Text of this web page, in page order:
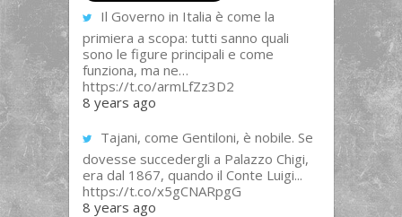
Il Governo in Italia è come la
primiera a scopa: tutti sanno quali
sono le figure principali e come
funziona, ma ne…
https://t.co/armLfZz3D2
8 years ago
Tajani, come Gentiloni, è nobile. Se
dovesse succedergli a Palazzo Chigi,
era dal 1867, quando il Conte Luigi...
https://t.co/x5gCNARpgG
8 years ago